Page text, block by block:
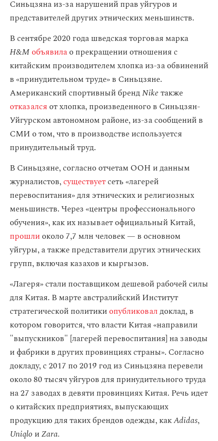
Синьцзяна из-за нарушений прав уйгуров и
представителей других этнических меньшинств.
В сентябре 2020 года шведская торговая марка
H&Mобъявилао прекращении отношения с
китайским производителем хлопка из-за обвинений
в «принудительном труде» в Синьцзяне.
Американский спортивный брендNikeтакже
отказался от хлопка, произведенного в Синьцзян-
Уйгурском автономном районе, из-за сообщений в
СМИ о том, что в производстве используется
принудительный труд.
В Синьцзяне, согласно отчетам ООН и данным
журналистов,существуетсеть «лагерей
перевоспитания» для этнических и религиозных
меньшинств. Через «центры профессионального
обучения», как их называет официальный Китай,
прошлиоколо 7,7 млн человек — в основном
уйгуры, а также представители других этнических
групп, включая казахов и кыргызов.
«Лагеря» стали поставщиком дешевой рабочей силы
для Китая. В марте австралийский Институт
стратегической политикиопубликовалдоклад, в
котором говорится, что власти Китая «направили
"выпускников" [лагерей перевоспитания] на заводы
и фабрики в других провинциях страны». Согласно
докладу, с 2017 по 2019 год из Синьцзяна перевели
около 80 тысяч уйгуров для принудительного труда
на 27 заводах в девяти провинциях Китая. Речь идет
о китайских предприятиях, выпускающих
продукцию для таких брендов одежды, какAdidas,
Uniqlo иZara.